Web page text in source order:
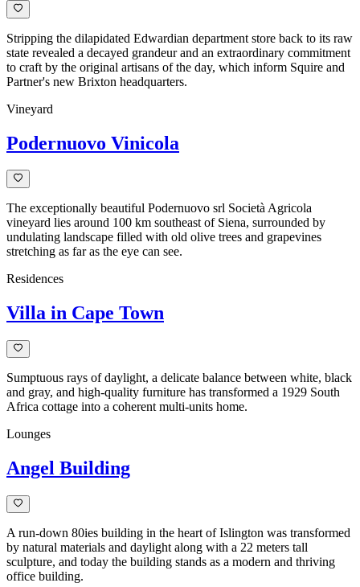
Stripping the dilapidated Edwardian department store back to its raw
state revealed a decayed grandeur and an extraordinary commitment
to craft by the original artisans of the day, which inform Squire and
Partner's new Brixton headquarters.
Vineyard
Podernuovo Vinicola
The exceptionally beautiful Podernuovo srl Società Agricola
vineyard lies around 100 km southeast of Siena, surrounded by
undulating landscape filled with old olive trees and grapevines
stretching as far as the eye can see.
Residences
Villa in Cape Town
Sumptuous rays of daylight, a delicate balance between white, black
and gray, and high-quality furniture has transformed a 1929 South
Africa cottage into a coherent multi-units home.
Lounges
Angel Building
A run-down 80ies building in the heart of Islington was transformed
by natural materials and daylight along with a 22 meters tall
sculpture, and today the building stands as a modern and thriving
office building.